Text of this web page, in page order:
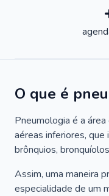
O que é
Pneumologia é a
aéreas inferiores, que
brônquios,
Assim, uma maneira
especialidade de um